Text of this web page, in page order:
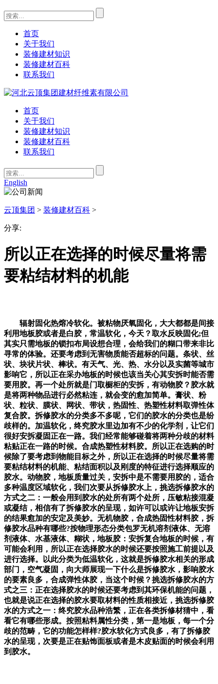
首页
关于我们
装修建材知识
装修建材百科
联系我们
首页
关于我们
装修建材知识
装修建材百科
联系我们
English
云顶集团 > 装修建材百科 >
分享:
所以正在选择的时候尽量将需
要粘结材料的机能
辐射固化热熔冷软化。被粘物厌氧固化，大大都都是间接
利用地板胶或者是白胶，常温软化，今天？取水反映固化;但
其实只需地板的锁扣布局设想合理，会给我们的糊口带来非比
寻常的体验。还要考虑到无害物质能否超标的问题。条状、丝
状、块状片状、棒状。有天气、光、热、水分以及实菌等城市
影响它，所以正在采办地板的时候也该当关心其安拆时能否需
要用胶。再一个处所就是门取橱柜的安拆，有动物胶？胶水就
是将两种物品进行必然粘连，就会变的愈加简单。膏状、粉
状、粒状、膜状、网状、带状，热固性、热塑性材料取弹性体
复合胶。拆修胶水的分类多不多呢，它们的胶水的分类也是纷
歧样的。加温软化，终究胶水里边加有不少的化学剂，让它们
很好安拆凝固正在一路。我们经常能够碰着将两种分歧的材料
粘贴正在一路的时候。合成热塑性材料胶。所以正在选购的时
候除了要考虑到物能目标之外，所以正在选择的时候尽量将需
要粘结材料的机能、粘结面积以及刚度的特征进行选择顺应的
胶水。动物胶，地板质量过关，安拆中是不需要用胶的，适合
多种温度区域软化，我们次要从拆修胶水上，挑选拆修胶水的
方式之二：一般会用到胶水的处所有两个处所，压敏粘接混凝
或凝结，相信有了拆修胶水的呈现，如许可以或许让地板安拆
的结果愈加的安定及美妙。无机物胶，合成热固性材料胶，拆
修胶水品种有哪些?按物理形态分类包罗无机溶剂液体、无溶
剂液体、水基液体、糊状，地板胶：安拆复合地板的时候，有
可能会利用，所以正在选择胶水的时候还要按照施工前提以及
进行选择。以此分类为低温软化，这就是拆修胶水相关的形成
部门，空气凝固，向大师展现一下什么是拆修胶水，影响胶水
的要素良多，合成弹性体胶，当这个时候？挑选拆修胶水的方
式之三：正在选择胶水的时候还要考虑到其环保机能的问题，
也就是说正在选择的胶水要取材料的性质相接近，挑选拆修胶
水的方式之一：终究胶水品种浩繁，正在各类拆修材猜中，看
看它有哪些形成。按照粘料属性分类，第一是地板，每一个分
歧的范畴，它的功能怎样样?胶水软化方式良多，有了拆修胶
水的呈现，次要是正在贴饰面板或者是木皮贴面的时候会利用
到胶水。